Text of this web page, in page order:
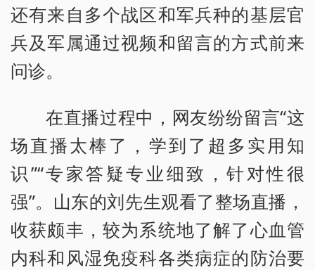
还有来自多个战区和军兵种的基层官
兵及军属通过视频和留言的方式前来
问诊。
在直播过程中，网友纷纷留言“这
场直播太棒了，学到了超多实用知
识”“专家答疑专业细致，针对性很
强”。山东的刘先生观看了整场直播，
收获颇丰，较为系统地了解了心血管
内科和风湿免疫科各类病症的防治要